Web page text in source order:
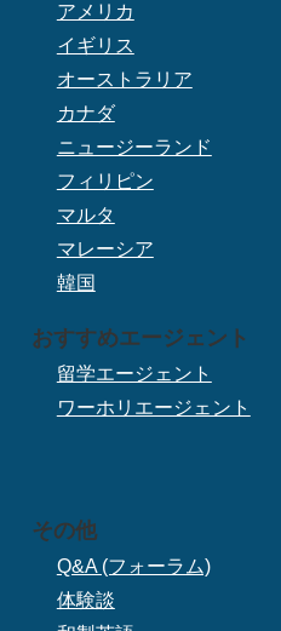
アメリカ
イギリス
オーストラリア
カナダ
ニュージーランド
フィリピン
マルタ
マレーシア
韓国
おすすめエージェント
留学エージェント
ワーホリエージェント
その他
Q&A (フォーラム)
体験談